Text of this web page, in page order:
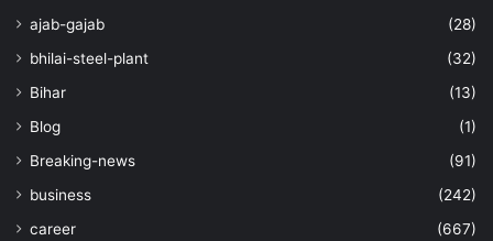
ajab-gajab
(28)
bhilai-steel-plant
(32)
Bihar
(13)
Blog
(1)
Breaking-news
(91)
business
(242)
career
(667)